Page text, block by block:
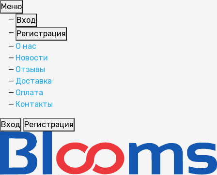
Меню
Вход
Регистрация
О нас
Новости
Отзывы
Доставка
Оплата
Контакты
Вход Регистрация